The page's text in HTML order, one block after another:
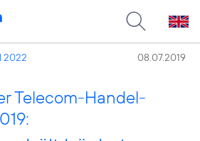
2022 08.07.2019
Telecom-Handel-